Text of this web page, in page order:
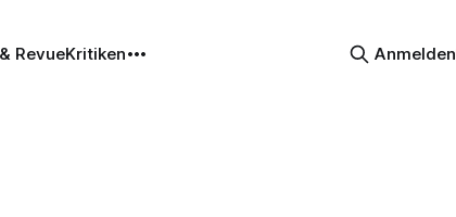
RevueKritiken Anmelden